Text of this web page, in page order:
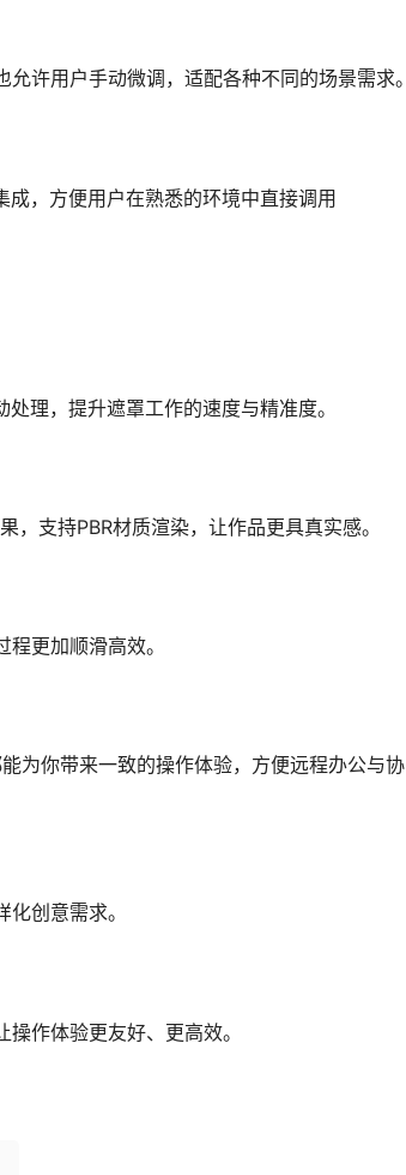
许用户手动微调，适配各种不同的场景需求。
，方便用户在熟悉的环境中直接调用
理，提升遮罩工作的速度与精准度。
支持PBR材质渲染，让作品更具真实感。
更加顺滑高效。
你带来一致的操作体验，方便远程办公与协
创意需求。
作体验更友好、更高效。